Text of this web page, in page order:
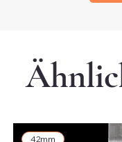
42mm